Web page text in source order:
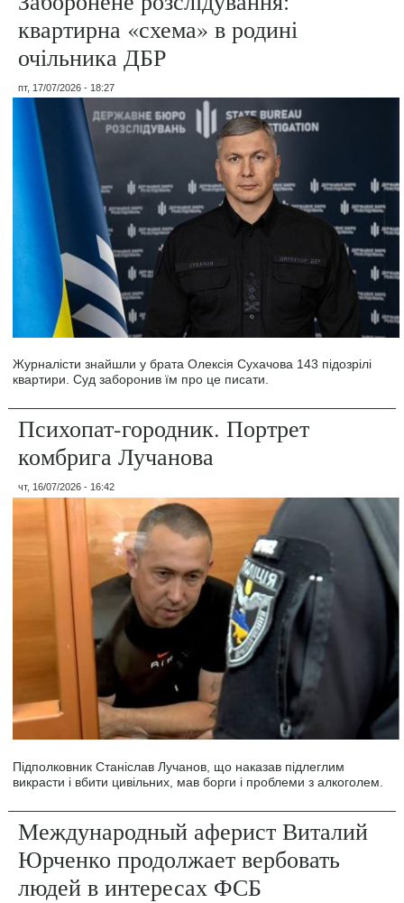
квартирна «схема» в родині
очільника ДБР
пт, 17/07/2026 - 18:27
Журналісти знайшли у брата Олексія Сухачова 143 підозрілі
квартири. Суд заборонив їм про це писати.
Психопат-городник. Портрет
комбрига Лучанова
чт, 16/07/2026 - 16:42
Підполковник Станіслав Лучанов, що наказав підлеглим
викрасти і вбити цивільних, мав борги і проблеми з алкоголем.
Международный аферист Виталий
Юрченко продолжает вербовать
людей в интересах ФСБ